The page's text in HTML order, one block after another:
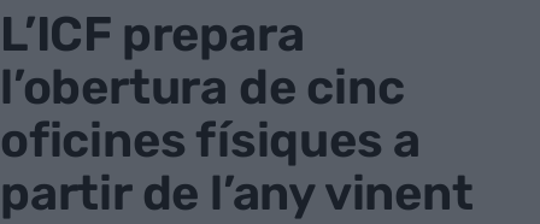
L’ICF prepara
l’obertura de cinc
oficines físiques a
partir de l’any vinent